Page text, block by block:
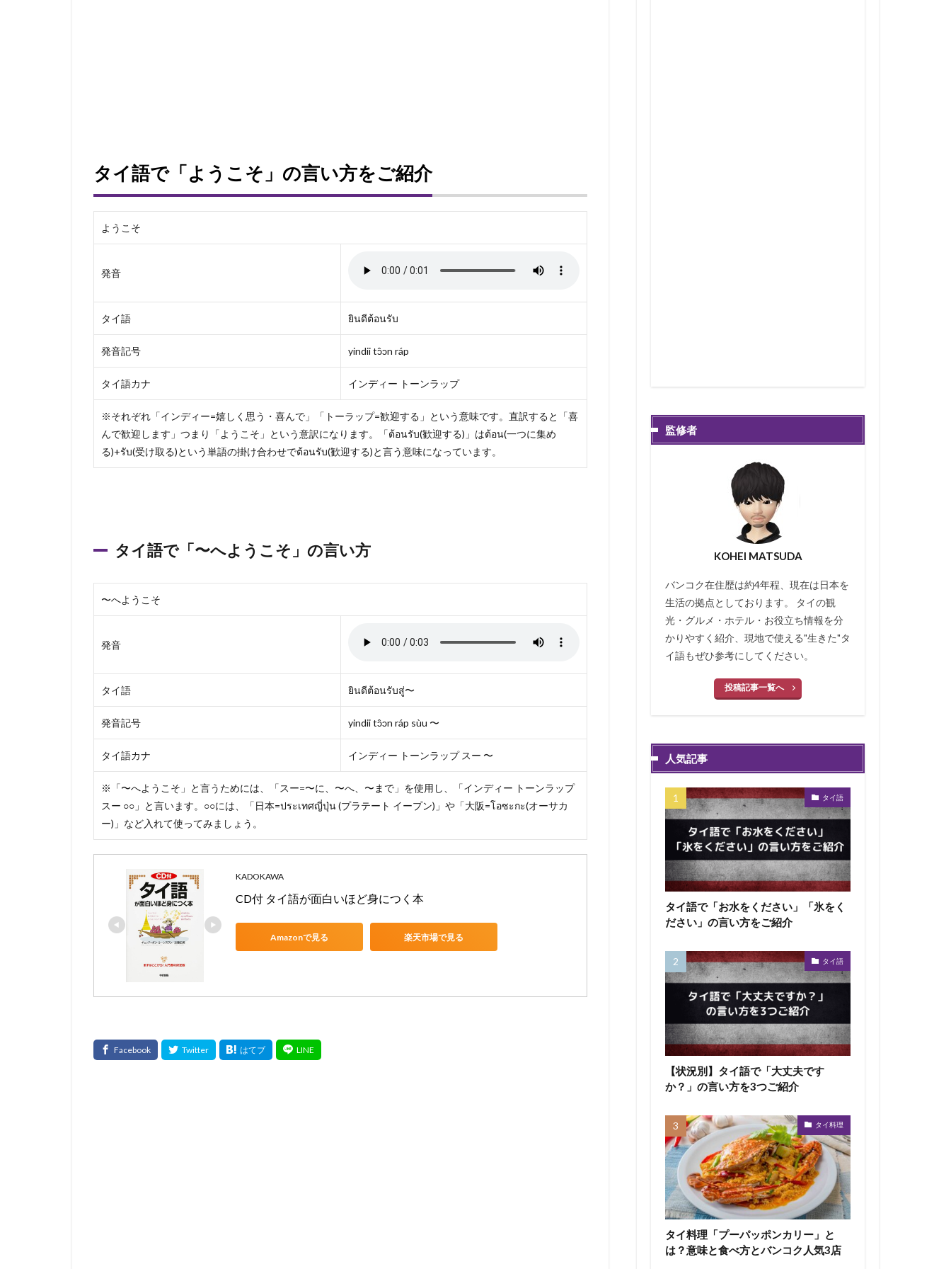
タイ語で「ようこそ」の言い方をご紹介
ようこそ
発音
タイ語 ยินดีต้อนรับ
発音記号 yindii tɔ̂ɔn ráp
タイ語カナ インディー トーンラップ
※それぞれ「インディー=嬉しく思う・喜んで」「トーラップ=歓迎する」という意味です。直訳すると「喜
んで歓迎します」つまり「ようこそ」という意訳になります。「ต้อนรับ(歓迎する)」はต้อน(一つに集め
る)+รับ(受け取る)という単語の掛け合わせでต้อนรับ(歓迎する)と言う意味になっています。
タイ語で「〜へようこそ」の言い方
〜へようこそ
発音
タイ語 ยินดีต้อนรับสู่〜
発音記号 yindii tɔ̂ɔn ráp sùu 〜
タイ語カナ インディー トーンラップ スー 〜
※「〜へようこそ」と言うためには、「スー=〜に、〜へ、〜まで」を使用し、「インディー トーンラップ
スー ○○」と言います。○○には、「日本=ประเทศญี่ปุ่น (プラテート イープン)」や「大阪=โอซะกะ(オーサカ
ー)」など入れて使ってみましょう。
KADOKAWA
CD付 タイ語が面白いほど身につく本
Amazonで見る 楽天市場で見る
監修者
KOHEI MATSUDA
バンコク在住歴は約4年程、現在は日本を
生活の拠点としております。 タイの観
光・グルメ・ホテル・お役立ち情報を分
かりやすく紹介、現地で使える"生きた"タ
イ語もぜひ参考にしてください。
投稿記事一覧へ
人気記事
タイ語
タイ語で「お水をください」「氷をく
ださい」の言い方をご紹介
タイ語
【状況別】タイ語で「大丈夫です
か？」の言い方を3つご紹介
タイ料理
タイ料理「プーパッポンカリー」と
は？意味と食べ方とバンコク人気3店